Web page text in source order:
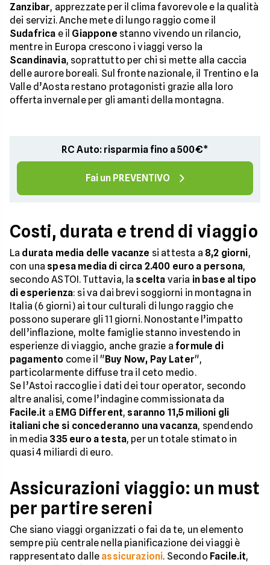
Zanzibar, apprezzate per il clima favorevole e la qualità
dei servizi. Anche mete di lungo raggio come il
Sudafrica e il Giappone stanno vivendo un rilancio,
mentre in Europa crescono i viaggi verso la
Scandinavia, soprattutto per chi si mette alla caccia
delle aurore boreali. Sul fronte nazionale, il Trentino e la
Valle d’Aosta restano protagonisti grazie alla loro
offerta invernale per gli amanti della montagna.
RC Auto: risparmia fino a 500€*
Fai un PREVENTIVO
Costi, durata e trend di viaggio
La durata media delle vacanze si attesta a 8,2 giorni,
con una spesa media di circa 2.400 euro a persona,
secondo ASTOI. Tuttavia, la scelta varia in base al tipo
di esperienza: si va dai brevi soggiorni in montagna in
Italia (6 giorni) ai tour culturali di lungo raggio che
possono superare gli 11 giorni. Nonostante l’impatto
dell’inflazione, molte famiglie stanno investendo in
esperienze di viaggio, anche grazie aformule di
pagamento come il "Buy Now, Pay Later",
particolarmente diffuse tra il ceto medio.
Se l’Astoi raccoglie i dati dei tour operator, secondo
altre analisi, come l’indagine commissionata da
Facile.it a EMG Different, saranno 11,5 milioni gli
italiani che si concederanno una vacanza, spendendo
in media 335 euro a testa, per un totale stimato in
quasi 4 miliardi di euro.
Assicurazioni viaggio: un must
per partire sereni
Che siano viaggi organizzati o fai da te, un elemento
sempre più centrale nella pianificazione dei viaggi è
rappresentato dalle assicurazioni. Secondo Facile.it,